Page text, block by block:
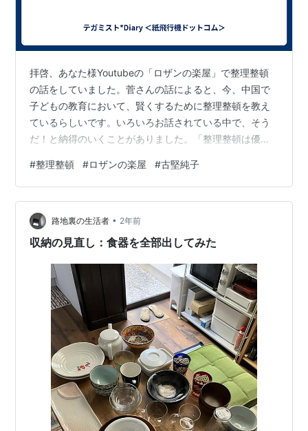
拝啓、あなた様Youtubeの「ロザンの楽屋」で整理整頓
の話をしていました。菅さんの話によると、今、中国で
子どもの教育において、賢くするために整理整頓を教え
ているらしいです。いろいろお話されている中で、そう
だ！と納得のいくことがありました。「整理整頓は優柔
治原さん。優先順位の付け方とか、取捨選択の判断と
か、それが整理整頓につながっている説です。それ、あ
るよなーと思いました。古堅式片付けのYouTube番組
「週末ビフォーアフター」をよく見るのですが。見事に
片付けてしまう古堅純子さんにあっぱれ！と思う番組で
#整理整頓 #ロザンの楽屋 #古堅純子
路地裏の生活者 • 2年前
収納の見直し：食器を全部出してみた